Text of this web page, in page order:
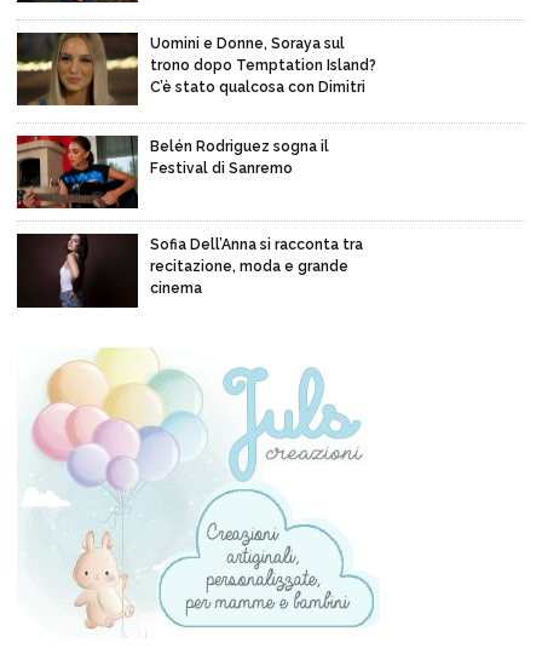
Uomini e Donne, Soraya sul
trono dopo Temptation Island?
C’è stato qualcosa con Dimitri
Belén Rodriguez sogna il
Festival di Sanremo
Sofia Dell’Anna si racconta tra
recitazione, moda e grande
cinema